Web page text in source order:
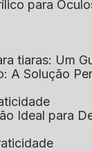
para
tiaras: Um
A Solução
Ideal para